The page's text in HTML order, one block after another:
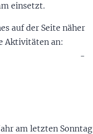
einsetzt.
auf der Seite näher
Aktivitäten an:
-
am letzten Sonntag